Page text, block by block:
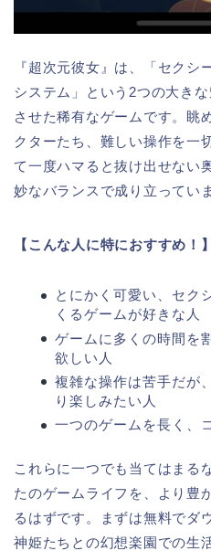
『超次元彼女』は、「セクシ
システム」という2つの大き
させた稀有なゲームです。眺
クターたち、難しい操作を一
て一度ハマると抜け出せない
妙なバランスで成り立ってい
【こんな人に特におすすめ！】
とにかく可愛い、セク
くるゲームが好きな人
ゲームに多くの時間を
欲しい人
複雑な操作は苦手だが
り楽しみたい人
一つのゲームを長く、
これらに一つでも当てはまる
たのゲームライフを、より豊
るはずです。まずは無料でダ
神姫たちとの幻想楽園での生